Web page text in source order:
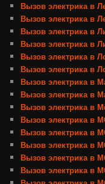
Вызов электрика в
Вызов электрика в
Вызов электрика в
Вызов электрика в
Вызов электрика в
Вызов электрика в
Вызов электрика в
Вызов электрика в
Вызов электрика в
Вызов электрика в
Вызов электрика в
Вызов электрика в
Вызов электрика в
Вызов электрика в